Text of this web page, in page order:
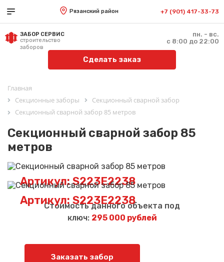
Рязанский район +7 (901) 417-33-73
ЗАБОР СЕРВИС
строительство
заборов
пн. - вс.
с 8:00 до 22:00
Сделать заказ
Главная
Секционные заборы
Секционный сварной забор
Секционный сварной забор 85 метров
Секционный сварной забор 85
метров
Артикул: S223E2238
Артикул: S223E2238
Стоимость данного объекта под
ключ: 295 000 рублей
Заказать забор